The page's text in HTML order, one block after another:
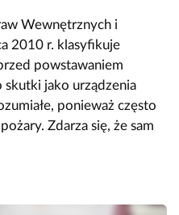
Wewnętrznych i
2010 r. klasyfikuje
powstawaniem
skutki jako urządzenia
ponieważ często
Zdarza się, że sam